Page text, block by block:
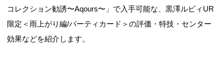
コレクション勧誘〜Aqours〜」で入手可能な、黒澤ルビィUR
限定＜雨上がり編/パーティカード＞の評価・特技・センター
効果などを紹介します。